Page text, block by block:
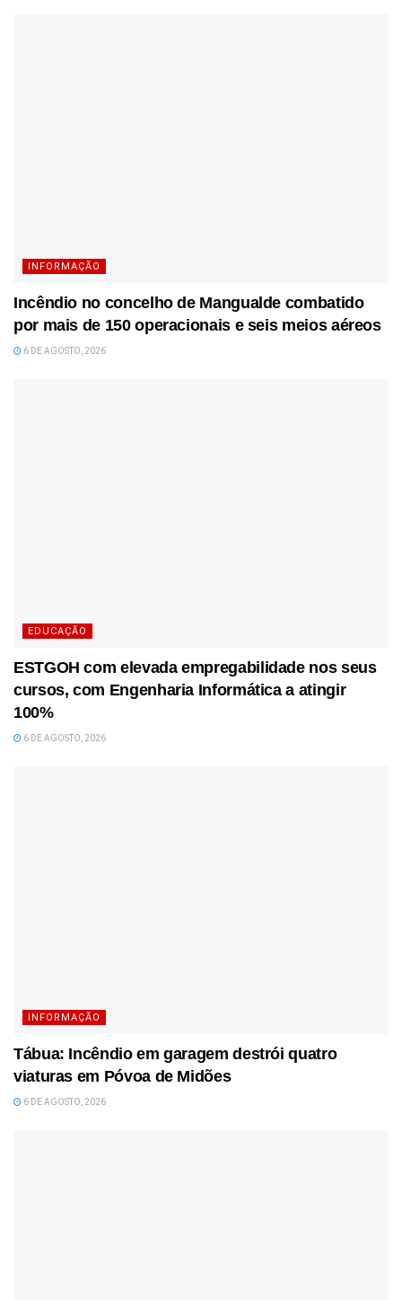
INFORMAÇÃO
Incêndio no concelho de Mangualde combatido
por mais de 150 operacionais e seis meios aéreos
6 DE AGOSTO, 2026
EDUCAÇÃO
ESTGOH com elevada empregabilidade nos seus
cursos, com Engenharia Informática a atingir
100%
6 DE AGOSTO, 2026
INFORMAÇÃO
Tábua: Incêndio em garagem destrói quatro
viaturas em Póvoa de Midões
6 DE AGOSTO, 2026